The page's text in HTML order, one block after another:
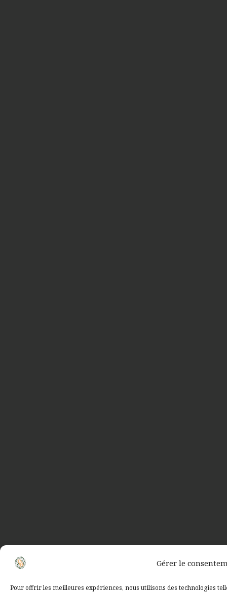
Gérer le
Pour offrir les meilleures expériences, nous utilisons des technologies